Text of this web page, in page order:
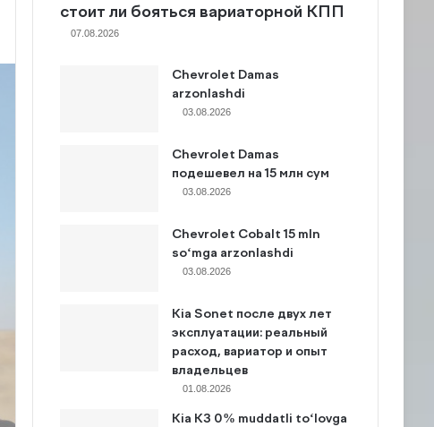
стоит ли бояться вариаторной КПП
07.08.2026
Chevrolet Damas
arzonlashdi
03.08.2026
Chevrolet Damas
подешевел на 15 млн сум
03.08.2026
Chevrolet Cobalt 15 mln
so‘mga arzonlashdi
03.08.2026
Kia Sonet после двух лет
эксплуатации: реальный
расход, вариатор и опыт
владельцев
01.08.2026
Kia K3 0% muddatli to‘lovga